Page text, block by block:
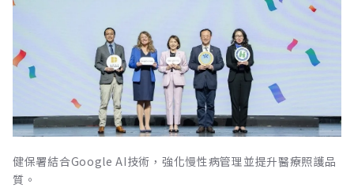
健保署結合Google AI技術，強化慢性病管理並提升醫療照護品
質。